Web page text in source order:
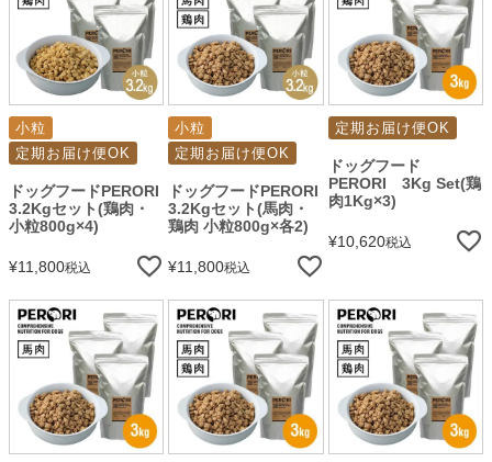
小粒
定期お届け便OK
ドッグフードPERORI
3.2Kgセット(鶏肉・
小粒800g×4)
¥11,800税込
小粒
定期お届け便OK
ドッグフードPERORI
3.2Kgセット(馬肉・
鶏肉 小粒800g×各2)
¥11,800税込
定期お届け便OK
ドッグフード
PERORI 3Kg Set(鶏
肉1Kg×3)
¥10,620税込